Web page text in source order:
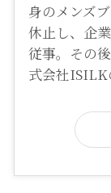
身のメンズ
休止し、企
従事。その
式会社ISILK